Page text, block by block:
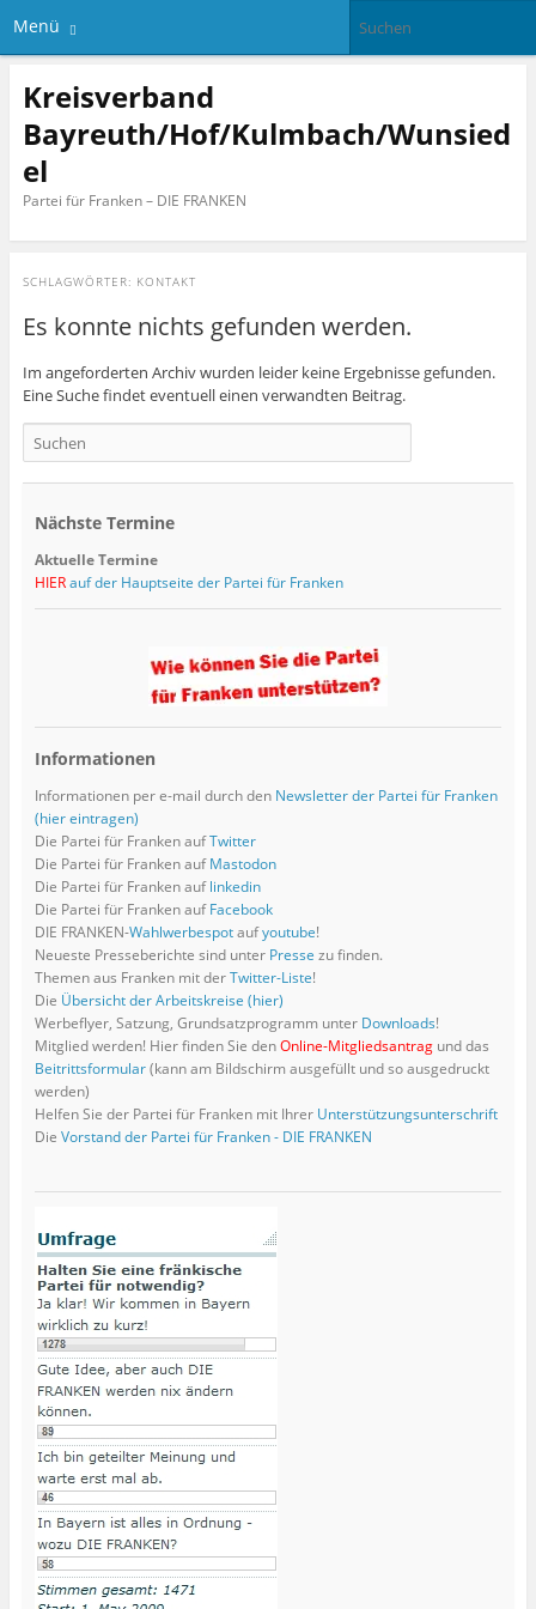
Menü
Kreisverband
Bayreuth/Hof/Kulmbach/Wunsied
el
Partei für Franken – DIE FRANKEN
SCHLAGWÖRTER: KONTAKT
Es konnte nichts gefunden werden.
Im angeforderten Archiv wurden leider keine Ergebnisse gefunden.
Eine Suche findet eventuell einen verwandten Beitrag.
Nächste Termine
Aktuelle Termine
HIERauf der Hauptseite der Partei für Franken
Informationen
Informationen per e-mail durch den Newsletter der Partei für Franken
(hier eintragen)
Die Partei für Franken aufTwitter
Die Partei für Franken aufMastodon
Die Partei für Franken auflinkedin
Die Partei für Franken aufFacebook
DIE FRANKEN-Wahlwerbespotaufyoutube!
Neueste Presseberichte sind unter Presse zu finden.
Themen aus Franken mit derTwitter-Liste!
Die Übersicht der Arbeitskreise (hier)
Werbeflyer, Satzung, Grundsatzprogramm unter Downloads!
Mitglied werden! Hier finden Sie denOnline-Mitgliedsantragund das
Beitrittsformular(kann am Bildschirm ausgefüllt und so ausgedruckt
werden)
Helfen Sie der Partei für Franken mit Ihrer Unterstützungsunterschrift
Die Vorstand der Partei für Franken - DIE FRANKEN